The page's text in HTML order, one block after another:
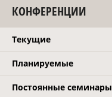
КОНФЕРЕНЦИИ
Текущие
Планируемые
Постоянные семинары